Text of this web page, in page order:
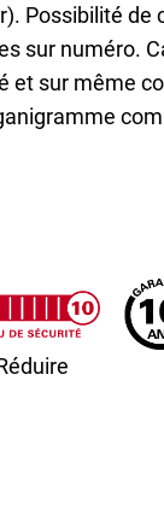
Possibilité de
sur numéro.
et sur même